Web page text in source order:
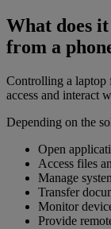
What does
from a
Controlling a laptop
access and interact
Depending on the
Open
Access files
Manage
Transfer
Monitor
Provide